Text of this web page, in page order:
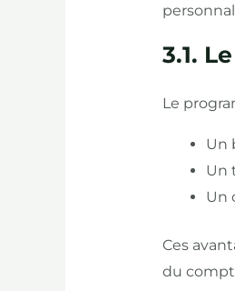
3.1.
Le
Un
Un
Un
Ces
du